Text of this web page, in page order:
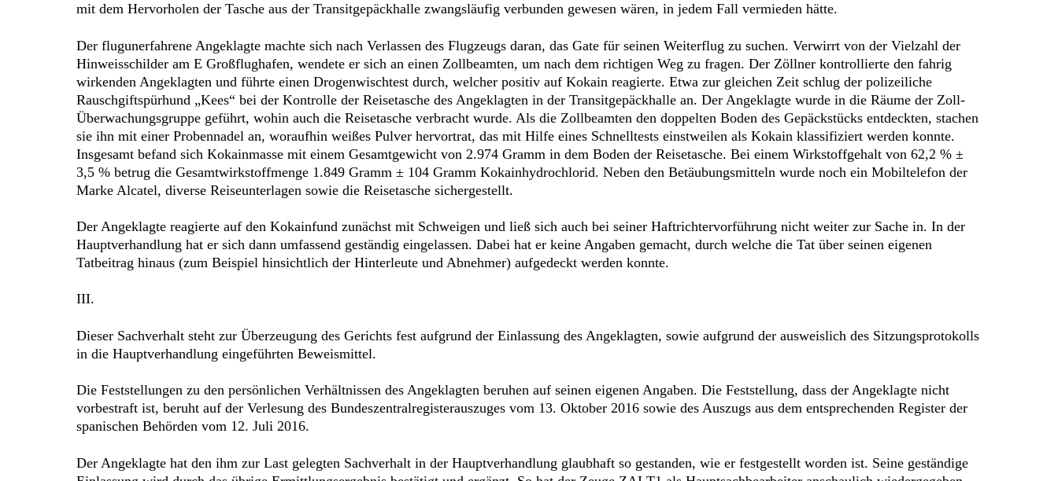
mit dem Hervorholen der Tasche aus der Transitgepäckhalle zwangsläufig verbunden gewesen wären, in jedem Fall vermieden hätte.
Der flugunerfahrene Angeklagte machte sich nach Verlassen des Flugzeugs daran, das Gate für seinen Weiterflug zu suchen. Verwirrt von der Vielzahl der
Hinweisschilder am E Großflughafen, wendete er sich an einen Zollbeamten, um nach dem richtigen Weg zu fragen. Der Zöllner kontrollierte den fahrig
wirkenden Angeklagten und führte einen Drogenwischtest durch, welcher positiv auf Kokain reagierte. Etwa zur gleichen Zeit schlug der polizeiliche
Rauschgiftspürhund „Kees“ bei der Kontrolle der Reisetasche des Angeklagten in der Transitgepäckhalle an. Der Angeklagte wurde in die Räume der Zoll-
Überwachungsgruppe geführt, wohin auch die Reisetasche verbracht wurde. Als die Zollbeamten den doppelten Boden des Gepäckstücks entdeckten, stachen
sie ihn mit einer Probennadel an, woraufhin weißes Pulver hervortrat, das mit Hilfe eines Schnelltests einstweilen als Kokain klassifiziert werden konnte.
Insgesamt befand sich Kokainmasse mit einem Gesamtgewicht von 2.974 Gramm in dem Boden der Reisetasche. Bei einem Wirkstoffgehalt von 62,2 % ±
3,5 % betrug die Gesamtwirkstoffmenge 1.849 Gramm ± 104 Gramm Kokainhydrochlorid. Neben den Betäubungsmitteln wurde noch ein Mobiltelefon der
Marke Alcatel, diverse Reiseunterlagen sowie die Reisetasche sichergestellt.
Der Angeklagte reagierte auf den Kokainfund zunächst mit Schweigen und ließ sich auch bei seiner Haftrichtervorführung nicht weiter zur Sache in. In der
Hauptverhandlung hat er sich dann umfassend geständig eingelassen. Dabei hat er keine Angaben gemacht, durch welche die Tat über seinen eigenen
Tatbeitrag hinaus (zum Beispiel hinsichtlich der Hinterleute und Abnehmer) aufgedeckt werden konnte.
III.
Dieser Sachverhalt steht zur Überzeugung des Gerichts fest aufgrund der Einlassung des Angeklagten, sowie aufgrund der ausweislich des Sitzungsprotokolls
in die Hauptverhandlung eingeführten Beweismittel.
Die Feststellungen zu den persönlichen Verhältnissen des Angeklagten beruhen auf seinen eigenen Angaben. Die Feststellung, dass der Angeklagte nicht
vorbestraft ist, beruht auf der Verlesung des Bundeszentralregisterauszuges vom 13. Oktober 2016 sowie des Auszugs aus dem entsprechenden Register der
spanischen Behörden vom 12. Juli 2016.
Der Angeklagte hat den ihm zur Last gelegten Sachverhalt in der Hauptverhandlung glaubhaft so gestanden, wie er festgestellt worden ist. Seine geständige